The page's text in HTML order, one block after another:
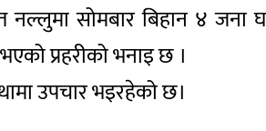
नल्लुमा सोमबार बिहान ४
प्रहरीको भनाइ छ ।
उपचार भइरहेको छ।